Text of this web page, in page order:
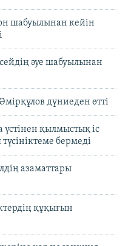
шабуылынан кейін
әуе шабуылынан
дүниеден өтті
қылмыстық іс
бермеді
азаматтары
құқығын